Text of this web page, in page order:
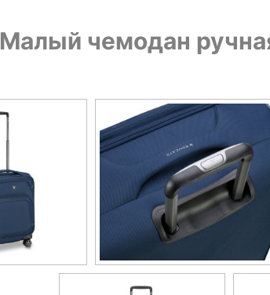
Малый чемодан